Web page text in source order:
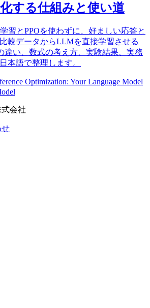
する仕組みと使い道
習とPPOを使わずに、好ましい応答と
較データからLLMを直接学習させる
違い、数式の考え方、実験結果、実務
本語で整理します。
Optimization: Your Language Model
式会社
せ